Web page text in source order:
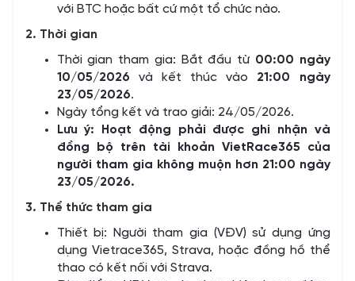
với BTC hoặc bất cứ một tổ chức nào.
2. Thời gian
Thời gian tham gia: Bắt đầu từ 00:00 ngày
10/05/2026 và kết thúc vào 21:00 ngày
23/05/2026.
Ngày tổng kết và trao giải: 24/05/2026.
Lưu ý: Hoạt động phải được ghi nhận và
đồng bộ trên tài khoản VietRace365 của
người tham gia không muộn hơn 21:00 ngày
23/05/2026.
3. Thể thức tham gia
Thiết bị: Người tham gia (VĐV) sử dụng ứng
dụng Vietrace365, Strava, hoặc đồng hồ thể
thao có kết nối với Strava.